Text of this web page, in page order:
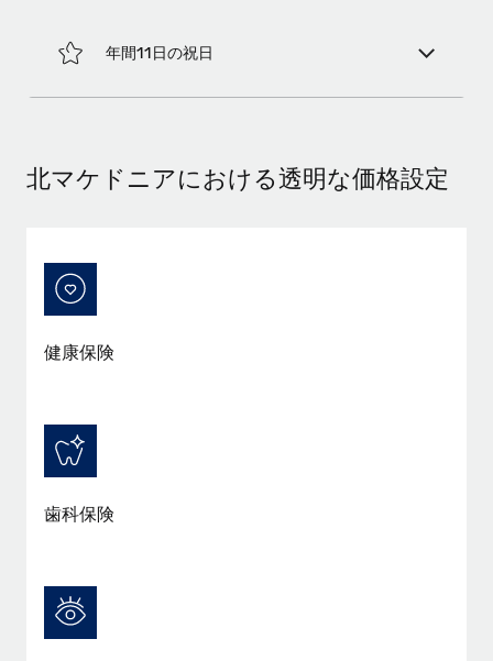
移住・転勤
従業員の異動をスムーズに
ブログを読む
Remoteの製品アップデート：GustoとXeroの統合お
業務に最適な人材を採用し、管理し、給与を支給できるようにす
給与詐欺：種類、事例、ビジネスを守る方法
ム間で頻繁に移動しているためです。このため、自社のビジネス
詳細を見る
年間11日の祝日
北マケドニアにおける透明な価格設定
健康保険
歯科保険